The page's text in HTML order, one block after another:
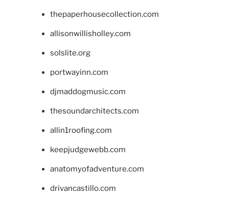
thepaperhousecollection.com
allisonwillisholley.com
solslite.org
portwayinn.com
djmaddogmusic.com
thesoundarchitects.com
allin1roofing.com
keepjudgewebb.com
anatomyofadventure.com
drivancastillo.com